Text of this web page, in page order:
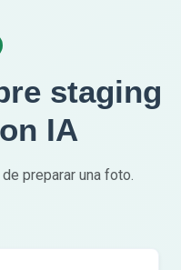
staging
IA
preparar una foto.